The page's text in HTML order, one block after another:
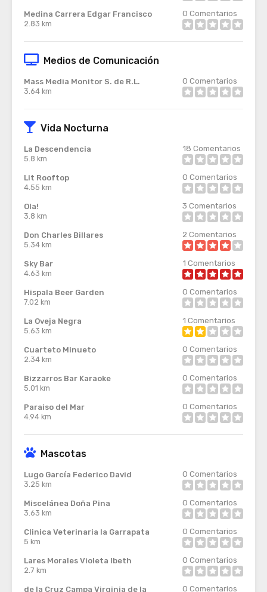
Medina Carrera Edgar Francisco
2.83 km
0 Comentarios
Medios de Comunicación
Mass Media Monitor S. de R.L.
3.64 km
0 Comentarios
Vida Nocturna
La Descendencia
5.8 km
18 Comentarios
Lit Rooftop
4.55 km
0 Comentarios
Ola!
3.8 km
3 Comentarios
Don Charles Billares
5.34 km
2 Comentarios
Sky Bar
4.63 km
1 Comentarios
Hispala Beer Garden
7.02 km
0 Comentarios
La Oveja Negra
5.63 km
1 Comentarios
Cuarteto Minueto
2.34 km
0 Comentarios
Bizzarros Bar Karaoke
5.01 km
0 Comentarios
Paraiso del Mar
4.94 km
0 Comentarios
Mascotas
Lugo García Federico David
3.25 km
0 Comentarios
Miscelánea Doña Pina
3.63 km
0 Comentarios
Clinica Veterinaria la Garrapata
5 km
0 Comentarios
Lares Morales Violeta Ibeth
2.7 km
0 Comentarios
de la Cruz Campa Virginia de la 0 Comentarios